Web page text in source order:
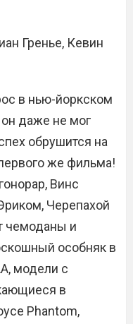
Гренье, Кевин
в нью-йоркском
он даже не мог
обрушится на
же фильма!
Винс
Черепахой
чемоданы и
особняк в
модели с
в
Phantom,